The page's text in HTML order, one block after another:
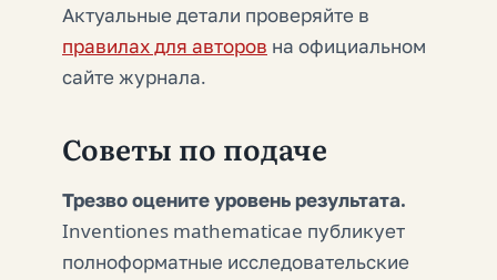
Актуальные детали проверяйте в
правилах для авторов на официальном
сайте журнала.
Советы по подаче
Трезво оцените уровень результата.
Inventiones mathematicae публикует
полноформатные исследовательские